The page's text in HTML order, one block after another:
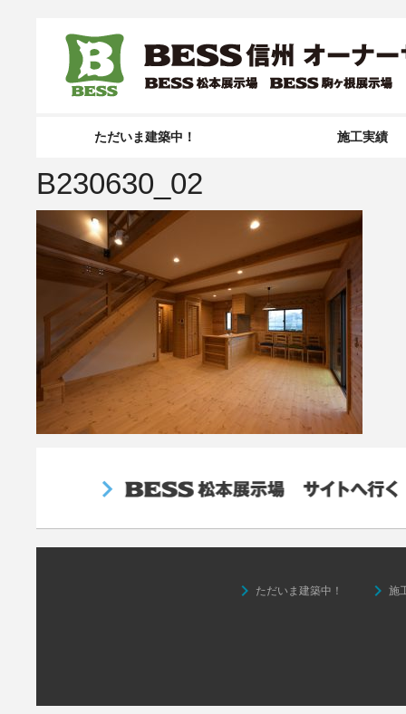
ただいま建築中！ 施工実績
B230630_02
keyboard_arrow_right ただいま建築中！ keyboard_arrow_right 施